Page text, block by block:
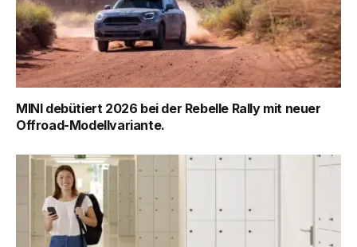
MINI debütiert 2026 bei der Rebelle Rally mit neuer
Offroad-Modellvariante.